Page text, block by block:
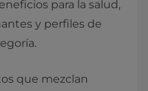
para la salud,
y perfiles de
que mezclan